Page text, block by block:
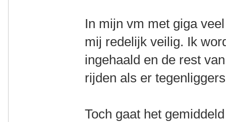
In mijn vm met giga
mij redelijk veilig. Ik
ingehaald en de rest
rijden als er
Toch gaat het